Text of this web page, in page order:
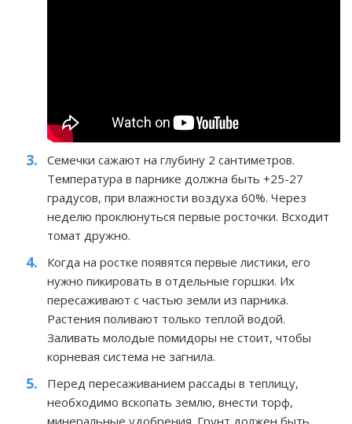
Семечки сажают на глубину 2 сантиметров.
Температура в парнике должна быть +25-27
градусов, при влажности воздуха 60%. Через
неделю проклюнуться первые росточки. Всходит
томат дружно.
Когда на ростке появятся первые листики, его
нужно пикировать в отдельные горшки. Их
пересаживают с частью земли из парника.
Растения поливают только теплой водой.
Заливать молодые помидоры не стоит, чтобы
корневая система не загнила.
Перед пересаживанием рассады в теплицу,
необходимо вскопать землю, внести торф,